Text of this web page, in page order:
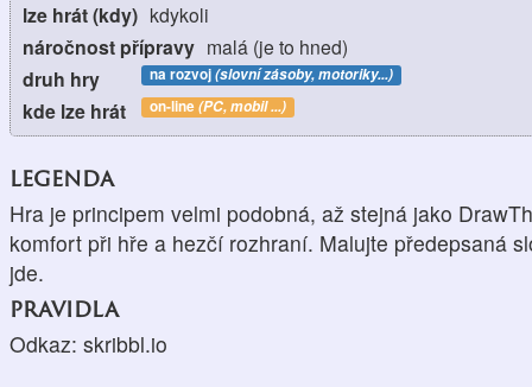
lze hrát (kdy) kdykoli
náročnost přípravy malá (je to hned)
druh hry na rozvoj(slovní zásoby, motoriky...)
kde lze hrát on-line(PC, mobil ...)
legenda
Hra je principem velmi podobná, až stejná jako
komfort při hře a hezčí rozhraní. Malujte předepsaná
jde.
pravidla
Odkaz: skribbl.io